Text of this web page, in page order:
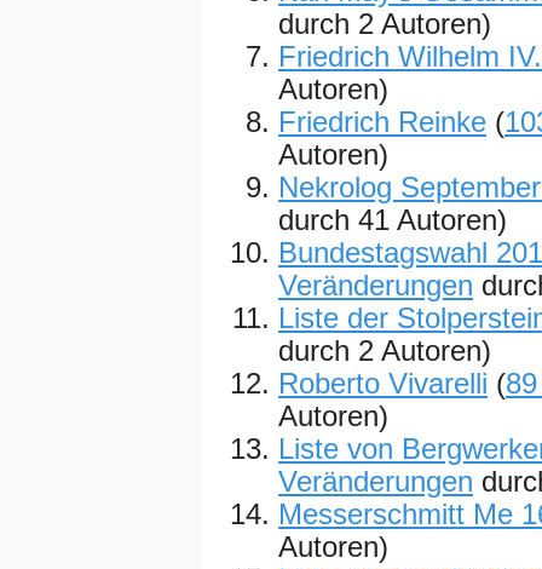
durch 2 Autoren)
Friedrich Wilhelm IV.
Autoren)
Friedrich Reinke (
Autoren)
Nekrolog
durch 41 Autoren)
Bundestagswahl
Veränderungen
Liste der
durch 2 Autoren)
Roberto Vivarelli (
Autoren)
Liste von
Veränderungen
Messerschmitt Me
Autoren)